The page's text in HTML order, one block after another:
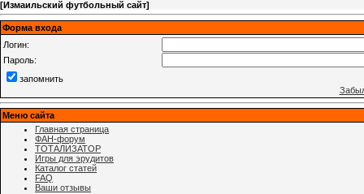
[Измаильский футбольный сайт]
Форма входа
Логин:
Пароль:
запомнить
Меню сайта
Главная страница
ФАН-форум
ТОТАЛИЗАТОР
Игры для эрудитов
Каталог статей
FAQ
Ваши отзывы